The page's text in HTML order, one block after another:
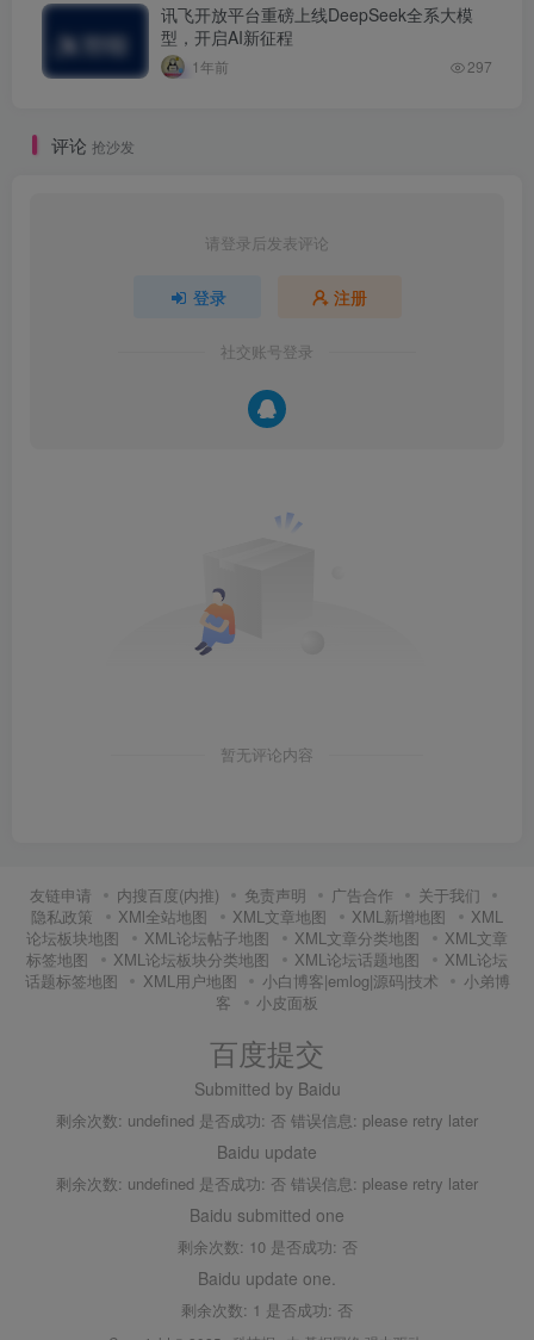
讯飞开放平台重磅上线DeepSeek全系大模
型，开启AI新征程
1年前 297
评论 抢沙发
请登录后发表评论
登录 注册
社交账号登录
暂无评论内容
友链申请 内搜百度(内推) 免责声明 广告合作
关于我们
隐私政策
XMl全站地图 XML文章地图 XML新增地图
XML
论坛板块地图
XML论坛帖子地图 XML文章分类地图
XML文章
标签地图
XML论坛板块分类地图 XML论坛话题地图
XML论坛
话题标签地图
XML用户地图 小白博客|emlog|源码|技术
小弟博
客
小皮面板
百度提交
Submitted by Baidu
剩余次数: undefined 是否成功: 否 错误信息: please retry later
Baidu update
剩余次数: undefined 是否成功: 否 错误信息: please retry later
Baidu submitted one
剩余次数: 10 是否成功: 否
Baidu update one.
剩余次数: 1 是否成功: 否